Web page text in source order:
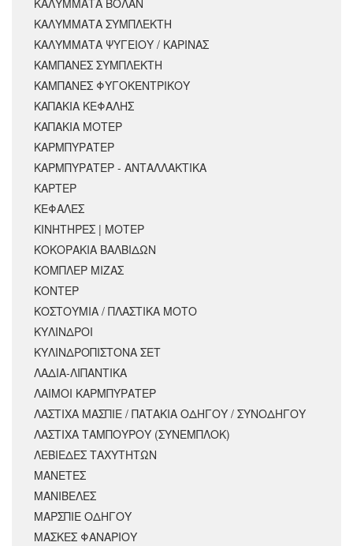
ΚΑΛΥΜΜΑΤΑ ΒΟΛΑΝ
ΚΑΛΥΜΜΑΤΑ ΣΥΜΠΛΕΚΤΗ
ΚΑΛΥΜΜΑΤΑ ΨΥΓΕΙΟΥ / ΚΑΡΙΝΑΣ
ΚΑΜΠΑΝΕΣ ΣΥΜΠΛΕΚΤΗ
ΚΑΜΠΑΝΕΣ ΦΥΓΟΚΕΝΤΡΙΚΟΥ
ΚΑΠΑΚΙΑ ΚΕΦΑΛΗΣ
ΚΑΠΑΚΙΑ ΜΟΤΕΡ
ΚΑΡΜΠΥΡΑΤΕΡ
ΚΑΡΜΠΥΡΑΤΕΡ - ΑΝΤΑΛΛΑΚΤΙΚΑ
ΚΑΡΤΕΡ
ΚΕΦΑΛΕΣ
ΚΙΝΗΤΗΡΕΣ | ΜΟΤΕΡ
ΚΟΚΟΡΑΚΙΑ ΒΑΛΒΙΔΩΝ
ΚΟΜΠΛΕΡ ΜΙΖΑΣ
ΚΟΝΤΕΡ
ΚΟΣΤΟΥΜΙΑ / ΠΛΑΣΤΙΚΑ ΜΟΤΟ
ΚΥΛΙΝΔΡΟΙ
ΚΥΛΙΝΔΡΟΠΙΣΤΟΝΑ ΣΕΤ
ΛΑΔΙΑ-ΛΙΠΑΝΤΙΚΑ
ΛΑΙΜΟΙ ΚΑΡΜΠΥΡΑΤΕΡ
ΛΑΣΤΙΧΑ ΜΑΣΠΙΕ / ΠΑΤΑΚΙΑ ΟΔΗΓΟΥ / ΣΥΝΟΔΗΓΟΥ
ΛΑΣΤΙΧΑ ΤΑΜΠΟΥΡΟΥ (ΣΥΝΕΜΠΛΟΚ)
ΛΕΒΙΕΔΕΣ ΤΑΧΥΤΗΤΩΝ
ΜΑΝΕΤΕΣ
ΜΑΝΙΒΕΛΕΣ
ΜΑΡΣΠΙΕ ΟΔΗΓΟΥ
ΜΑΣΚΕΣ ΦΑΝΑΡΙΟΥ